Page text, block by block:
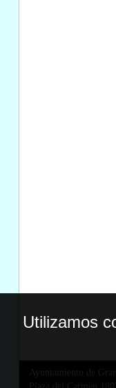
Ayuntamiento de
Utilizamos